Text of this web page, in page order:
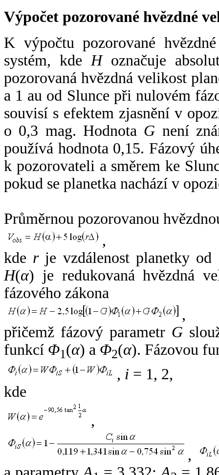
Výpočet pozorované hvězdné
K výpočtu pozorované
systém, kde Hoznačuje
pozorovaná hvězdná velikost
a 1 au od Slunce při nulovém
souvisí s efektem zjasnění v
o 0,3 mag. Hodnota G není
používá hodnota 0,15. Fázový
k pozorovateli a směrem ke
pokud se planetka nachází v
Průměrnou pozorovanou
,
kde rje vzdálenost planetky od
H(α) je redukovaná hvězdná
fázového zákona
,
přičemž fázový parametr G
funkcí Φ1(α) a Φ2(α). Fázovou
, i = 1, 2,
kde
,
,